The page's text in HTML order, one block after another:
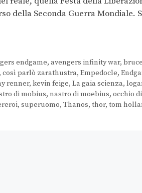
della Seconda Guerra Mondiale.
endgame, avengers infinity war,
, così parlò zarathustra, Empedocle,
renner, kevin feige, La gaia scienza,
di mobius, nastro di moebius, occhio
, superuomo, Thanos, thor, tom